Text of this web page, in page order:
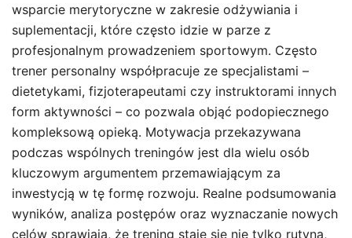
wsparcie merytoryczne w zakresie odżywiania i
suplementacji, które często idzie w parze z
profesjonalnym prowadzeniem sportowym. Często
trener personalny współpracuje ze specjalistami –
dietetykami, fizjoterapeutami czy instruktorami innych
form aktywności – co pozwala objąć podopiecznego
kompleksową opieką. Motywacja przekazywana
podczas wspólnych treningów jest dla wielu osób
kluczowym argumentem przemawiającym za
inwestycją w tę formę rozwoju. Realne podsumowania
wyników, analiza postępów oraz wyznaczanie nowych
celów sprawiają, że trening staje się nie tylko rutyną,